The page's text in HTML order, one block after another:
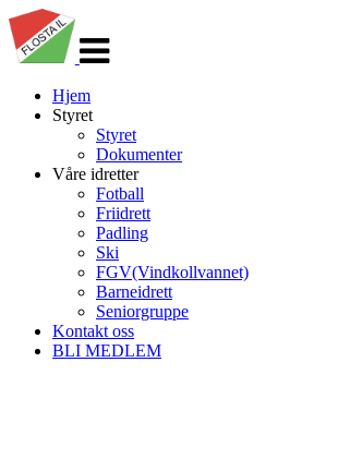
navigasjon
Hjem
Styret
Styret
Dokumenter
Våre idretter
Fotball
Friidrett
Padling
Ski
FGV(Vindkollvannet)
Barneidrett
Seniorgruppe
Kontakt oss
BLI MEDLEM